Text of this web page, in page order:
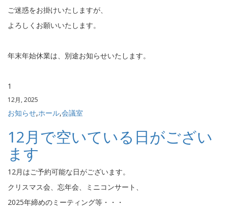
ご迷惑をお掛けいたしますが、
よろしくお願いいたします。
年末年始休業は、別途お知らせいたします。
1
12月, 2025
お知らせ,ホール,会議室
12月で空いている日がござい
ます
12月はご予約可能な日がございます。
クリスマス会、忘年会、ミニコンサート、
2025年締めのミーティング等・・・